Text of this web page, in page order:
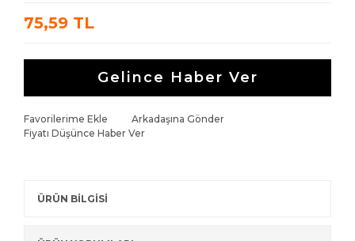
75,59 TL
Gelince Haber Ver
Favorilerime Ekle
Arkadaşına Gönder
Fiyatı Düşünce Haber Ver
ÜRÜN BİLGİSİ